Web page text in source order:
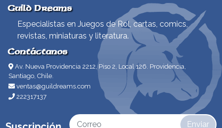
Guild Dreams
Especialistas en Juegos de Rol, cartas, comics,
revistas, miniaturas y literatura.
Contáctanos
Av. Nueva Providencia 2212, Piso 2, Local 126. Providencia,
Santiago, Chile.
ventas@guildreams.com
222317137
Enviar